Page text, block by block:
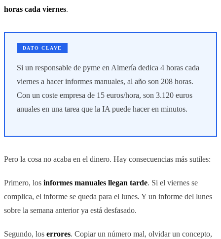
horas cada viernes.
DATO CLAVE
Si un responsable de pyme en Almería dedica 4 horas cada
viernes a hacer informes manuales, al año son 208 horas.
Con un coste empresa de 15 euros/hora, son 3.120 euros
anuales en una tarea que la IA puede hacer en minutos.
Pero la cosa no acaba en el dinero. Hay consecuencias más sutiles:
Primero, los informes manuales llegan tarde. Si el viernes se
complica, el informe se queda para el lunes. Y un informe del lunes
sobre la semana anterior ya está desfasado.
Segundo, los errores. Copiar un número mal, olvidar un concepto,